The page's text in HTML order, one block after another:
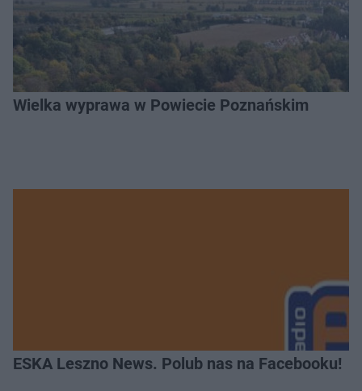
Wielka wyprawa w Powiecie Poznańskim
ESKA Leszno News. Polub nas na Facebooku!